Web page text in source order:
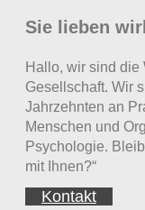
Sie lieben
Hallo, wir sind die
Gesellschaft. Wir
Jahrzehnten an
Menschen und
Psychologie.
mit Ihnen?“
Kontakt